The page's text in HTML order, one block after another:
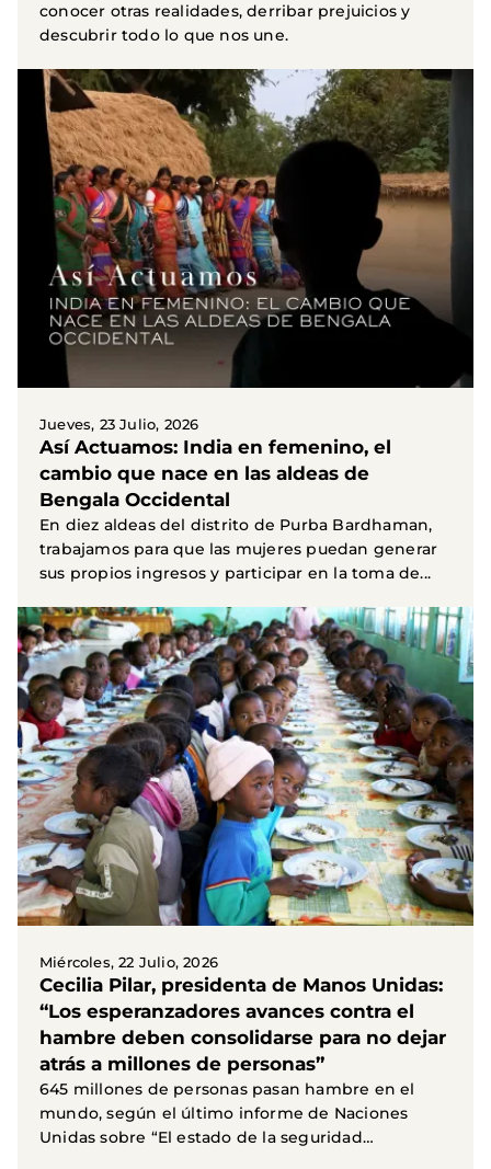
conocer otras realidades, derribar prejuicios y
descubrir todo lo que nos une.
Jueves, 23 Julio, 2026
Así Actuamos: India en femenino, el
cambio que nace en las aldeas de
Bengala Occidental
En diez aldeas del distrito de Purba Bardhaman,
trabajamos para que las mujeres puedan generar
sus propios ingresos y participar en la toma de...
Miércoles, 22 Julio, 2026
Cecilia Pilar, presidenta de Manos Unidas:
“Los esperanzadores avances contra el
hambre deben consolidarse para no dejar
atrás a millones de personas”
645 millones de personas pasan hambre en el
mundo, según el último informe de Naciones
Unidas sobre “El estado de la seguridad